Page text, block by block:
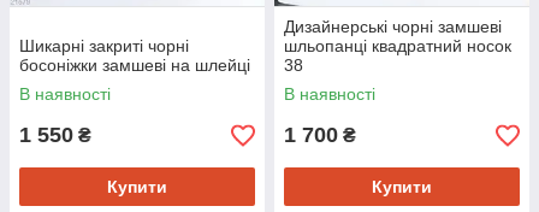
Шикарні закриті чорні
босоніжки замшеві на шлейці
В наявності
1 550 ₴
Купити
Дизайнерські чорні замшеві
шльопанці квадратний носок
38
В наявності
1 700 ₴
Купити